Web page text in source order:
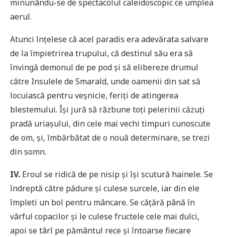
minunându-se de spectacolul caleidoscopic ce umplea
aerul.
Atunci înțelese că acel paradis era adevărata salvare
de la împietrirea trupului, că destinul său era să
învingă demonul de pe pod și să elibereze drumul
către Insulele de Smarald, unde oamenii din sat să
locuiască pentru veșnicie, feriți de atingerea
blestemului. Își jură să răzbune toți pelerinii căzuți
pradă uriașului, din cele mai vechi timpuri cunoscute
de om, și, îmbărbătat de o nouă determinare, se trezi
din somn.
IV. Eroul se ridică de pe nisip și își scutură hainele. Se
îndreptă către pădure și culese surcele, iar din ele
împleti un bol pentru mâncare. Se cățără până în
vârful copacilor și le culese fructele cele mai dulci,
apoi se târî pe pământul rece și întoarse fiecare